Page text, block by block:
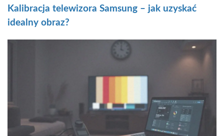
Kalibracja telewizora Samsung – jak uzyskać
idealny obraz?